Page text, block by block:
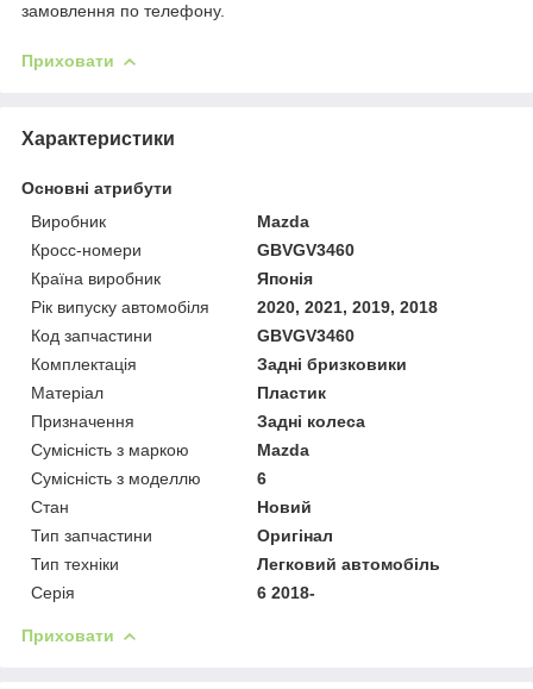
замовлення по телефону.
Приховати
Характеристики
Основні атрибути
Виробник
Mazda
Кросс-номери
GBVGV3460
Країна виробник
Японія
Рік випуску автомобіля
2020, 2021, 2019, 2018
Код запчастини
GBVGV3460
Комплектація
Задні бризковики
Матеріал
Пластик
Призначення
Задні колеса
Сумісність з маркою
Mazda
Сумісність з моделлю
6
Стан
Новий
Тип запчастини
Оригінал
Тип техніки
Легковий автомобіль
Серія
6 2018-
Приховати